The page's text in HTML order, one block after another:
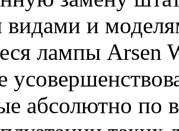
видами и
лампы Arsen
абсолютно по